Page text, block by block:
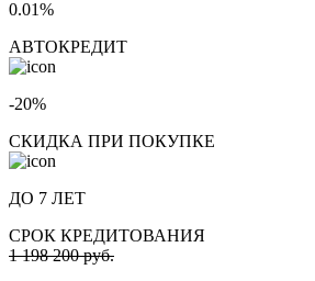
0.01%
АВТОКРЕДИТ
-20%
СКИДКА ПРИ ПОКУПКЕ
ДО 7 ЛЕТ
СРОК КРЕДИТОВАНИЯ
1 198 200 руб.